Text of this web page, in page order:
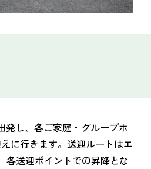
発し、各ご家庭・グループホ
に行きます。送迎ルートはエ
各送迎ポイントでの昇降とな